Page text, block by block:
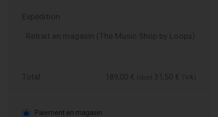
Expédition
Retrait en magasin (The Music Shop by Loops)
Total 189,00 € (dont 31,50 € TVA)
Paiement en magasin